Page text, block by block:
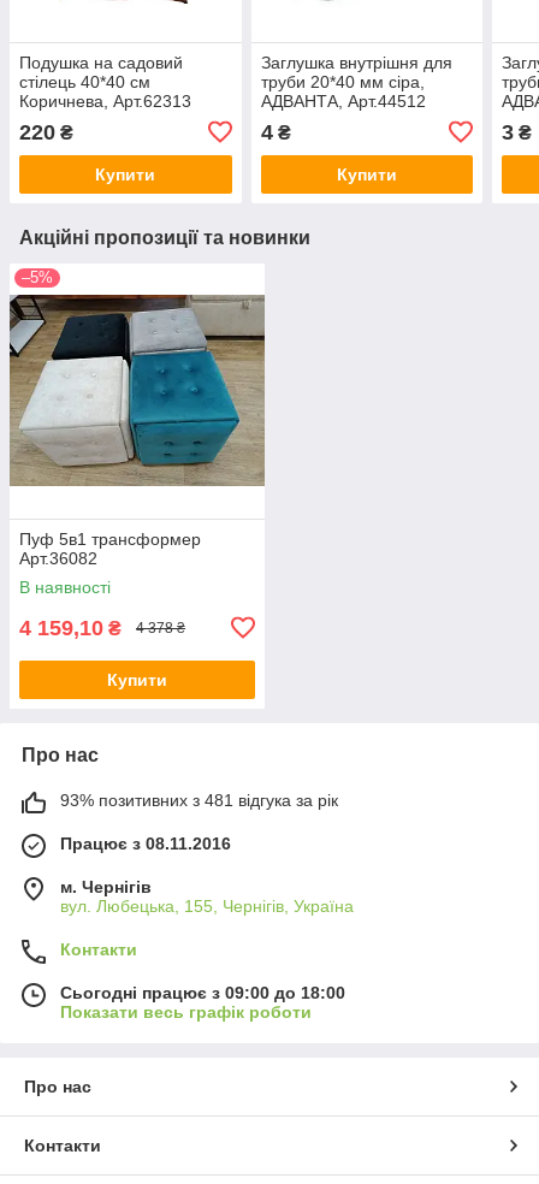
Подушка на садовий
стілець 40*40 см
Коричнева, Арт.62313
220 ₴
Купити
Заглушка внутрішня для
труби 20*40 мм сіра,
АДВАНТА, Арт.44512
4₴
Купити
3 ₴
Акційні пропозиції та новинки
–5%
Пуф 5в1 трансформер
Арт.36082
В наявності
4 159,10 ₴ 4 378 ₴
Купити
Про нас
93% позитивних з 481 відгука за рік
Працює з 08.11.2016
м. Чернігів
вул. Любецька, 155, Чернігів, Україна
Контакти
Сьогодні працює з 09:00 до 18:00
Показати весь графік роботи
Про нас
Контакти